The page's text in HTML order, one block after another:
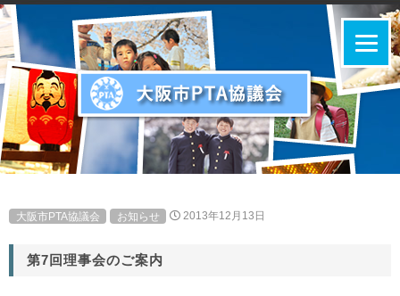
大阪市PTA協議会 お知らせ 2013年12月13日
第7回理事会のご案内